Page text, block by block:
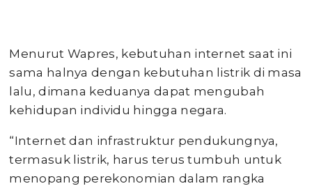
Menurut Wapres, kebutuhan internet saat ini
sama halnya dengan kebutuhan listrik di masa
lalu, dimana keduanya dapat mengubah
kehidupan individu hingga negara.
“Internet dan infrastruktur pendukungnya,
termasuk listrik, harus terus tumbuh untuk
menopang perekonomian dalam rangka